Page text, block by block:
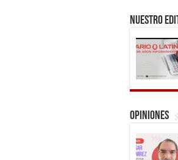
Nuestro
Opiniones